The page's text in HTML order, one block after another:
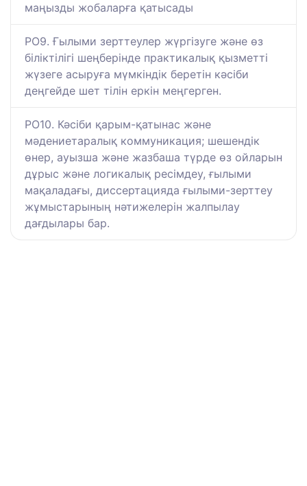
маңызды жобаларға қатысады
РО9. Ғылыми зерттеулер жүргізуге және өз
біліктілігі шеңберінде практикалық қызметті
жүзеге асыруға мүмкіндік беретін кәсіби
деңгейде шет тілін еркін меңгерген.
РО10. Кәсіби қарым-қатынас және
мәдениетаралық коммуникация; шешендік
өнер, ауызша және жазбаша түрде өз ойларын
дұрыс және логикалық ресімдеу, ғылыми
мақаладағы, диссертацияда ғылыми-зерттеу
жұмыстарының нәтижелерін жалпылау
дағдылары бар.